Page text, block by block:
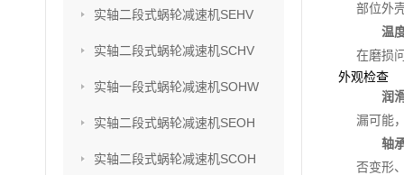
实轴二段式蜗轮减速机SEHV
实轴二段式蜗轮减速机SCHV
实轴一段式蜗轮减速机SOHW
实轴二段式蜗轮减速机SEOH
实轴二段式蜗轮减速机SCOH
部位外
温
在磨损
外观检查
润
漏可能
轴
否变形